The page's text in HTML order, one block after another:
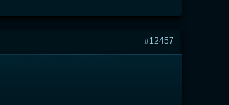
#12457